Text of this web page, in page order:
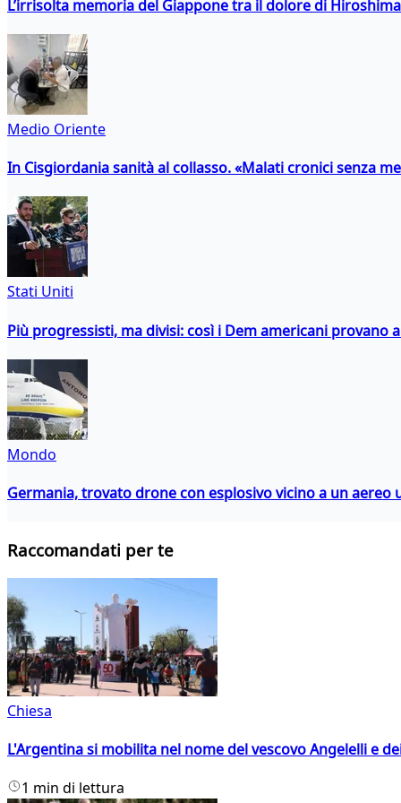
L’irrisolta memoria del Giappone tra il dolore di
Medio Oriente
In Cisgiordania sanità al collasso. «Malati cronici senza
Stati Uniti
Più progressisti, ma divisi: così i Dem americani provano
Mondo
Germania, trovato drone con esplosivo vicino a un aereo
Raccomandati per te
Chiesa
L'Argentina si mobilita nel nome del vescovo Angelelli e
1 min di lettura